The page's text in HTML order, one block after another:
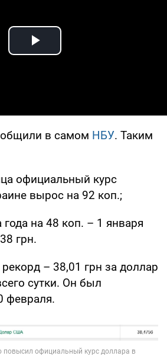
Play Video
в самом НБУ. Таким
официальный курс
вырос на 92 коп.;
года на 48 коп. – 1 января
грн.
– 38,01 грн за доллар
сутки. Он был
февраля.